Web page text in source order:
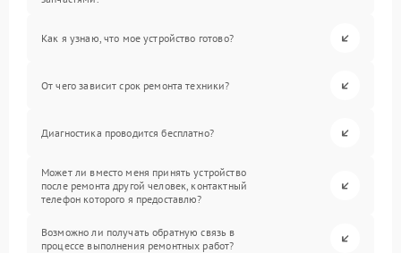
Как я узнаю, что мое устройство готово?
От чего зависит срок ремонта техники?
Диагностика проводится бесплатно?
Может ли вместо меня принять устройство
после ремонта другой человек, контактный
телефон которого я предоставлю?
Возможно ли получать обратную связь в
процессе выполнения ремонтных работ?